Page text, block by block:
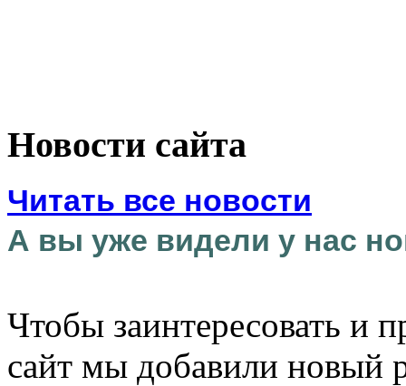
Новости сайта
Читать все новости
А вы уже видели у нас
Чтобы заинтересовать и
сайт мы добавили новый